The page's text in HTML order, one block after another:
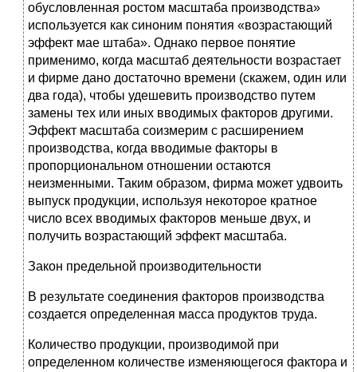
обусловленная ростом масштаба производства»
используется как синоним понятия «возрастающий
эффект мае штаба». Однако первое понятие
применимо, когда масштаб деятельности возрастает
и фирме дано достаточно времени (скажем, один или
два года), чтобы удешевить производство путем
замены тех или иных вводимых факторов другими.
Эффект масштаба соизмерим с расширением
производства, когда вводимые факторы в
пропорциональном отношении остаются
неизменными. Таким образом, фирма может удвоить
выпуск продукции, используя некоторое кратное
число всех вводимых факторов меньше двух, и
получить возрастающий эффект масштаба.
Закон предельной производительности
В результате соединения факторов производства
создается определенная масса продуктов труда.
Количество продукции, производимой при
определенном количестве изменяющегося фактора и